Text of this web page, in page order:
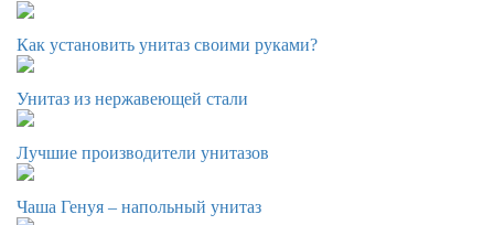
Как установить унитаз своими руками?
Унитаз из нержавеющей стали
Лучшие производители унитазов
Чаша Генуя – напольный унитаз